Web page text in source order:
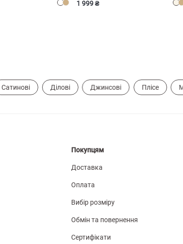
1 999 ₴
Сатинові Ділові Джинсові Плісе
Покупцям
Доставка
Оплата
Вибір розміру
Обмін та повернення
Сертифікати